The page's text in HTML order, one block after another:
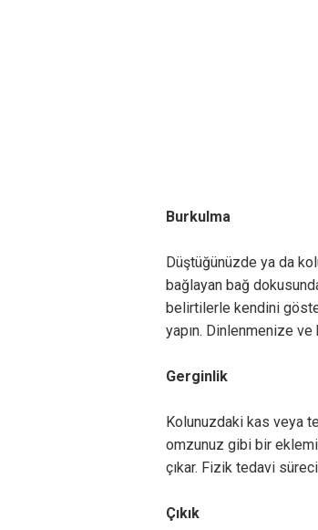
Burkulma
Düştüğünüzde ya da
bağlayan bağ
belirtilerle kendini
yapın. Dinlenmenize
Gerginlik
Kolunuzdaki kas veya
omzunuz gibi bir eklemi
çıkar. Fizik tedavi süreci
Çıkık